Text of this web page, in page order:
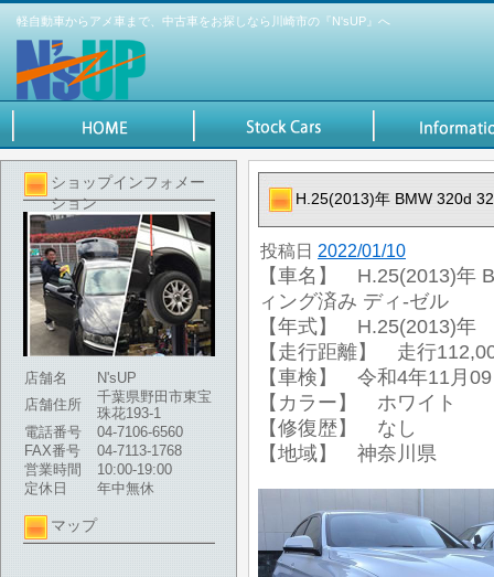
軽自動車からアメ車まで、中古車をお探しなら川崎市の『N'sUP』へ
ショップインフォメー
ション
店舗名
N'sUP
店舗住所
千葉県野田市東宝
珠花193-1
電話番号
04-7106-6560
FAX番号
04-7113-1768
営業時間
10:00-19:00
定休日
年中無休
マップ
H.25(2013)年 BMW 320d
投稿日 2022/01/10
【車名】 H.25(2013)年
ィング済み ディ-ゼル
【年式】 H.25(2013)年
【走行距離】 走行
【車検】 令和4年11月
【カラー】 ホワイト
【修復歴】 なし
【地域】 神奈川県